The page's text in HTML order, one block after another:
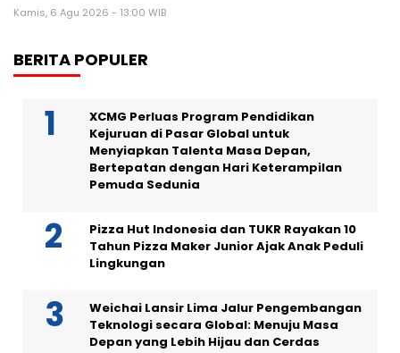
Kamis, 6 Agu 2026 - 13:00 WIB
BERITA POPULER
XCMG Perluas Program Pendidikan
Kejuruan di Pasar Global untuk
Menyiapkan Talenta Masa Depan,
Bertepatan dengan Hari Keterampilan
Pemuda Sedunia
Pizza Hut Indonesia dan TUKR Rayakan 10
Tahun Pizza Maker Junior Ajak Anak Peduli
Lingkungan
Weichai Lansir Lima Jalur Pengembangan
Teknologi secara Global: Menuju Masa
Depan yang Lebih Hijau dan Cerdas